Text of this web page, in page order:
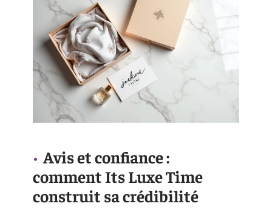
Avis et confiance :
comment Its Luxe Time
construit sa crédibilité